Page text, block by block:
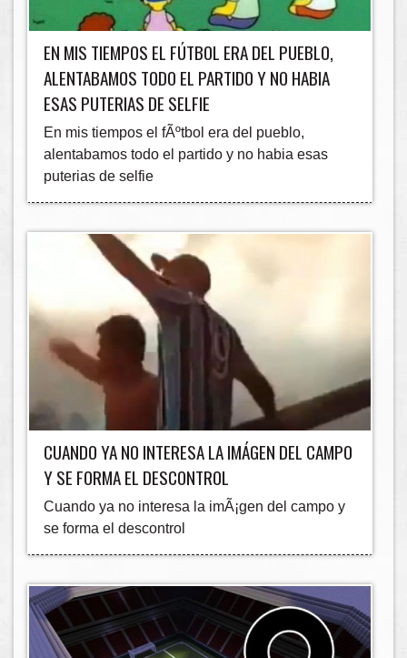
EN MIS TIEMPOS EL FÚTBOL ERA DEL PUEBLO,
ALENTABAMOS TODO EL PARTIDO Y NO HABIA
ESAS PUTERIAS DE SELFIE
En mis tiempos el fÃºtbol era del pueblo,
alentabamos todo el partido y no habia esas
puterias de selfie
CUANDO YA NO INTERESA LA IMÁGEN DEL CAMPO
Y SE FORMA EL DESCONTROL
Cuando ya no interesa la imÃ¡gen del campo y
se forma el descontrol